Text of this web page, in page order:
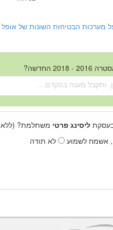
הבטיחות השונות של אופל אסטרה 2016 -
החדשה?
בעסקתליסינג פרטי משתלמת? (ללא
אשמח לשמוע
לא תודה